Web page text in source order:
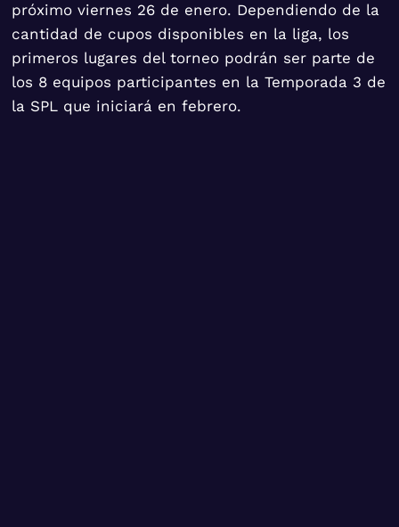
próximo viernes 26 de enero. Dependiendo de la
cantidad de cupos disponibles en la liga, los
primeros lugares del torneo podrán ser parte de
los 8 equipos participantes en la Temporada 3 de
la SPL que iniciará en febrero.